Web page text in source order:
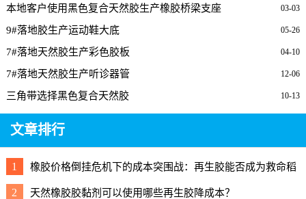
03-03
本地客户使用黑色复合天然胶生产橡胶桥梁支座
05-26
9#落地胶生产运动鞋大底
04-10
7#落地天然胶生产彩色胶板
12-06
7#落地天然胶生产听诊器管
10-13
三角带选择黑色复合天然胶
文章排行
1
橡胶价格倒挂危机下的成本突围战：再生胶能否成为救命稻
草？
2 天然橡胶胶黏剂可以使用哪些再生胶降成本？